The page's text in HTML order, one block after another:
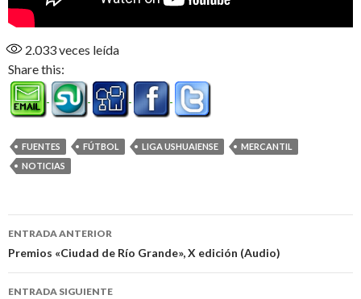
2.033veces leída
Share this:
FUENTES FÚTBOL LIGA USHUAIENSE
MERCANTIL
NOTICIAS
Navegación
de
entradas
ENTRADA ANTERIOR
Premios «Ciudad de Río Grande», X edición (Audio)
ENTRADA SIGUIENTE